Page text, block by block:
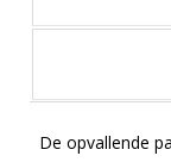
De opvallende